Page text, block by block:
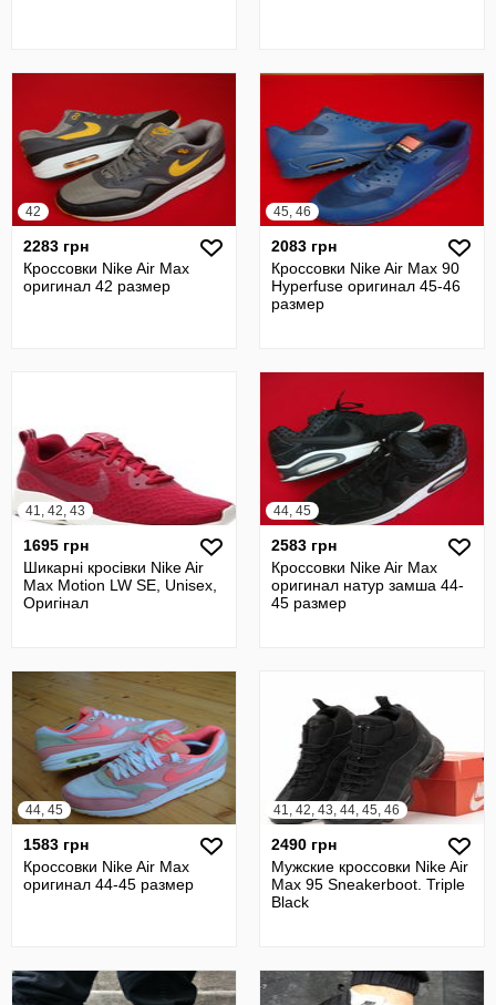
42
2283 грн
Кроссовки Nike Air Max
оригинал 42 размер
45, 46
2083 грн
Кроссовки Nike Air Max 90
Hyperfuse оригинал 45-46
размер
41, 42, 43
1695 грн
Шикарні кросівки Nike Air
Max Motion LW SE, Unisex,
Оригінал
44, 45
2583 грн
Кроссовки Nike Air Max
оригинал натур замша 44-
45 размер
44, 45
1583 грн
Кроссовки Nike Air Max
оригинал 44-45 размер
41, 42, 43, 44, 45, 46
2490 грн
Мужские кроссовки Nike Air
Max 95 Sneakerboot. Triple
Black